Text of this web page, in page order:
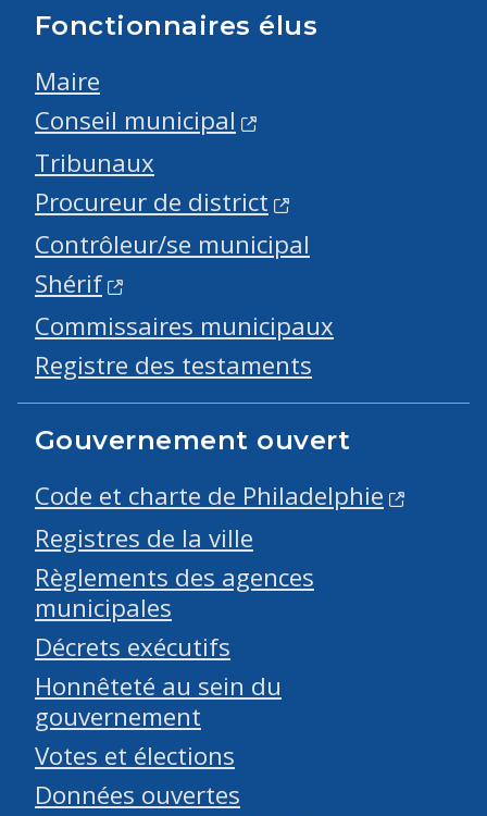
Fonctionnaires élus
Maire
Conseil municipal
Tribunaux
Procureur de district
Contrôleur/se municipal
Shérif
Commissaires municipaux
Registre des testaments
Gouvernement ouvert
Code et charte de Philadelphie
Registres de la ville
Règlements des agences
municipales
Décrets exécutifs
Honnêteté au sein du
gouvernement
Votes et élections
Données ouvertes